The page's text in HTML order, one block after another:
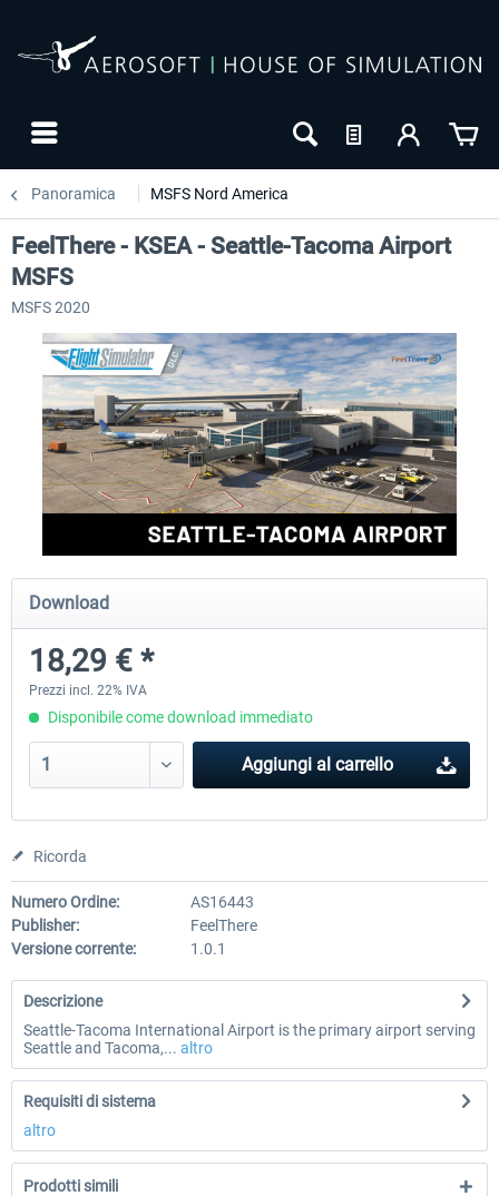
Panoramica MSFS Nord America
9,22 € *
FeelThere - KSEA - Seattle-Tacoma Airport
MSFS
MSFS 2020
Download
18,29 € *
Prezzi incl. 22% IVA
Disponibile come download immediato
Aggiungi al carrello
Ricorda
Numero Ordine:
AS16443
Publisher:
FeelThere
Versione corrente:
1.0.1
Descrizione
Seattle-Tacoma International Airport is the primary airport serving
Seattle and Tacoma,... altro
Requisiti di sistema
altro
Prodotti simili